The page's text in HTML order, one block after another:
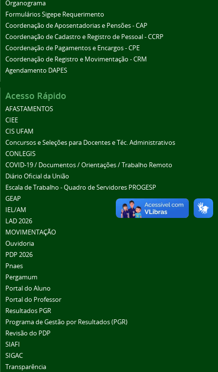
Organograma
Formulários Sigepe Requerimento
Coordenação de Aposentadorias e Pensões - CAP
Coordenação de Cadastro e Registro de Pessoal - CCRP
Coordenação de Pagamentos e Encargos - CPE
Coordenação de Registro e Movimentação - CRM
Agendamento DAPES
Acesso Rápido
AFASTAMENTOS
CIEE
CIS UFAM
Concursos e Seleções para Docentes e Téc. Administrativos
CONLEGIS
COVID-19 / Documentos / Orientações / Trabalho Remoto
Diário Oficial da União
Escala de Trabalho - Quadro de Servidores PROGESP
GEAP
IEL/AM
LAD 2026
MOVIMENTAÇÃO
Ouvidoria
PDP 2026
Pnaes
Pergamum
Portal do Aluno
Portal do Professor
Resultados PGR
Programa de Gestão por Resultados (PGR)
Revisão do PDP
SIAFI
SIGAC
Transparência